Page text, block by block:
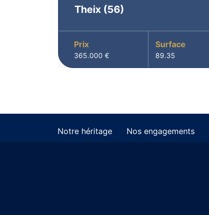
Theix (56)
Prix
365.000 €
Surface
89.35
Notre héritage Nos engagements